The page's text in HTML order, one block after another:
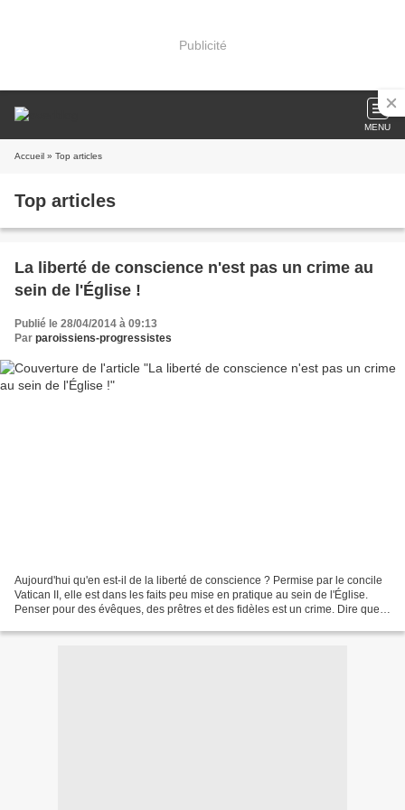
Publicité
MENU
Accueil » Top articles
Top articles
La liberté de conscience n'est pas un crime au
sein de l'Église !
Publié le 28/04/2014 à 09:13
Par paroissiens-progressistes
Aujourd'hui qu'en est-il de la liberté de conscience ? Permise par le concile
Vatican II, elle est dans les faits peu mise en pratique au sein de l'Église.
Penser pour des évêques, des prêtres et des fidèles est un crime. Dire que